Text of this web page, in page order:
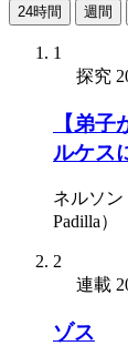
24時間 週間
1
探究
【弟
ルケス
ネルソン
Padilla）
2
連載
ゾス